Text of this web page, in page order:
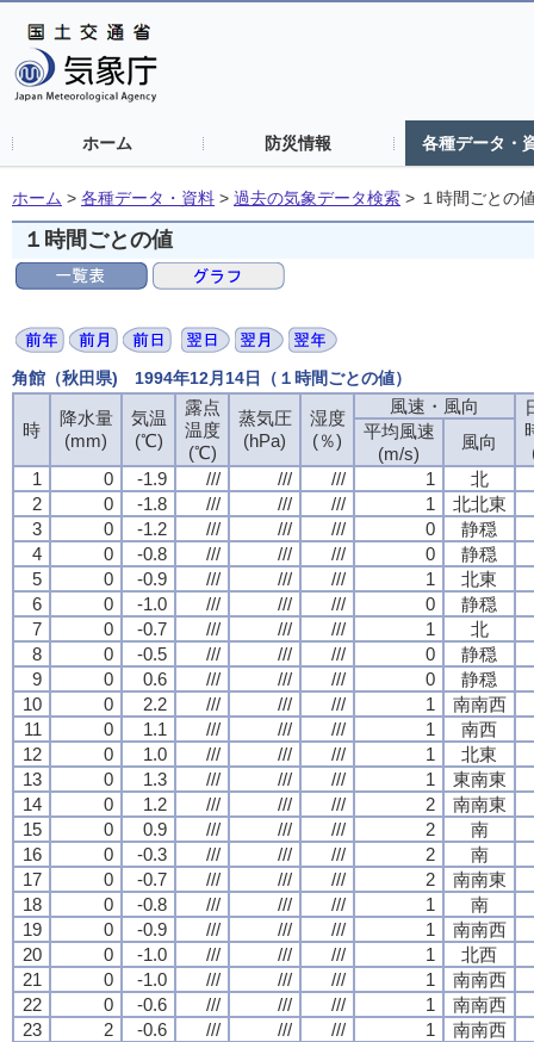
ホーム 防災情報 各種データ・
ホーム > 各種データ・資料 > 過去の気象データ検索 > １時間ごとの
１時間ごとの値
角館（秋田県) 1994年12月14日（１時間ごとの値）
時
降水量
(mm)
気温
(℃)
露点
温度
(℃)
蒸気圧
(hPa)
湿度
(％)
風速・風向
平均風速
(m/s)
風向
1
0 -1.9 /// /// /// 1
北
2
0 -1.8 /// /// /// 1
北北東
3
0 -1.2 /// /// /// 0
静穏
4
0 -0.8 /// /// /// 0
静穏
5
0 -0.9 /// /// /// 1
北東
6
0 -1.0 /// /// /// 0
静穏
7
0 -0.7 /// /// /// 1
北
8
0 -0.5 /// /// /// 0
静穏
9
0 0.6 /// /// /// 0
静穏
10
0 2.2 /// /// /// 1
南南西
11
0 1.1 /// /// /// 1
南西
12
0 1.0 /// /// /// 1
北東
13
0 1.3 /// /// /// 1
東南東
14
0 1.2 /// /// /// 2
南南東
15
0 0.9 /// /// /// 2
南
16
0 -0.3 /// /// /// 2
南
17
0 -0.7 /// /// /// 2
南南東
18
0 -0.8 /// /// /// 1
南
19
0 -0.9 /// /// /// 1
南南西
20
0 -1.0 /// /// /// 1
北西
21
0 -1.0 /// /// /// 1
南南西
22
0 -0.6 /// /// /// 1
南南西
23
2 -0.6 /// /// /// 1
南南西